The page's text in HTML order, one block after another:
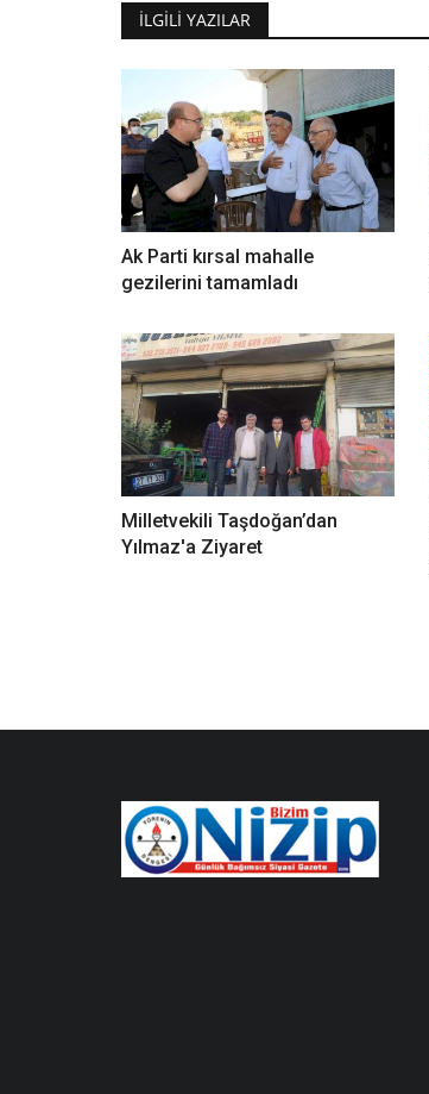
İLGILI YAZILAR
Ak Parti kırsal mahalle
gezilerini tamamladı
Milletvekili Taşdoğan’dan
Yılmaz'a Ziyaret